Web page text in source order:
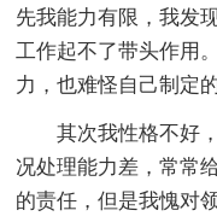
先我能力有限，我发
工作起不了带头作用
力，也难怪自己制定
其次我性格不好
况处理能力差，常常
的责任，但是我愧对